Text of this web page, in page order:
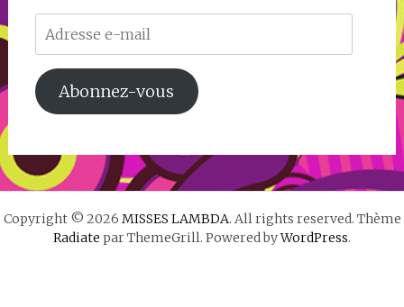
Adresse
e-
mail
Abonnez-vous
Copyright © 2026 MISSES LAMBDA. All rights reserved. Thème
Radiate par ThemeGrill. Powered byWordPress.